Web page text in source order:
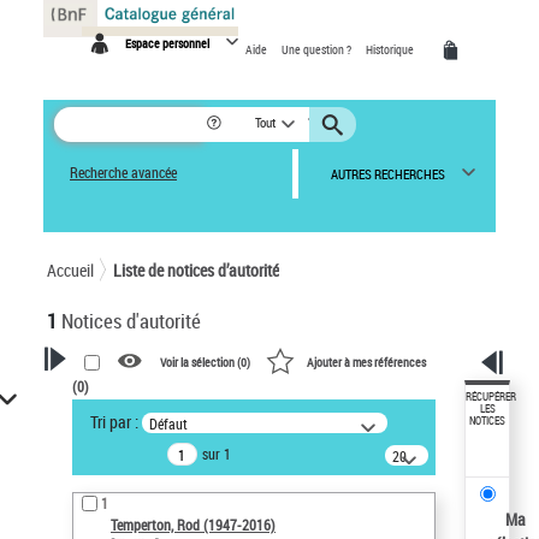
Espace personnel Aide Une question ? Historique
Tout
Recherche avancée AUTRES RECHERCHES
Accueil Liste de notices d’autorité
1 Notices d'autorité
VOTRE RECHERCHE
Recherche avancée dans les
notices d’autorité
Œuvres liées à l'auteur :
Temperton, Rod (1947-2016)
Voir la sélection (0) Ajouter à mes références
(0)
Tri par : Défaut
sur 1
20
résultats/page
1
Temperton, Rod (1947-2016)
RÉCUPÉRER
LES
NOTICES
Ma
Panneau de gestion des cookies